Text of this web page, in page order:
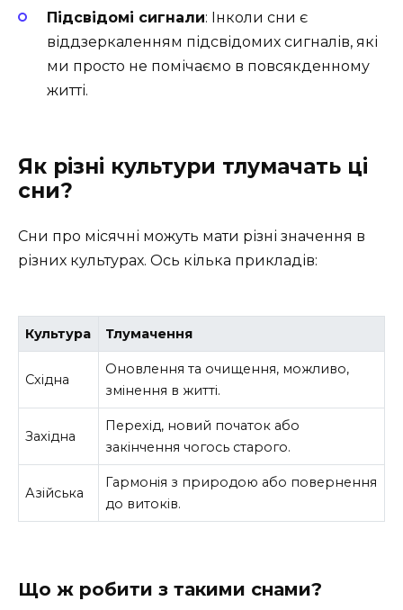
Підсвідомі сигнали: Інколи сни є
віддзеркаленням підсвідомих сигналів, які
ми просто не помічаємо в повсякденному
житті.
Як різні культури тлумачать ці
сни?
Сни про місячні можуть мати різні значення в
різних культурах. Ось кілька прикладів:
Культура Тлумачення
Східна
Оновлення та очищення, можливо,
змінення в житті.
Західна
Перехід, новий початок або
закінчення чогось старого.
Азійська
Гармонія з природою або повернення
до витоків.
Що ж робити з такими снами?